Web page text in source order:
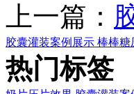
上一篇：
胶囊灌装案例展示 棒棒糖
热门标签